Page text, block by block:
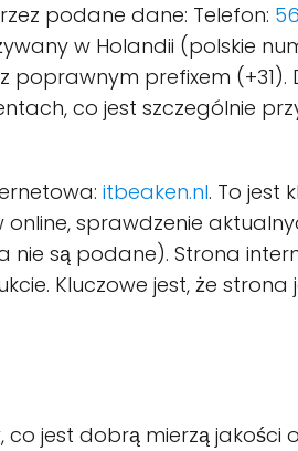
podane dane: Telefon:
w Holandii (polskie
poprawnym prefixem
co jest szczególnie
itbeaken.nl. To jest
sprawdzenie
są podane). Strona
Kluczowe jest, że
jest dobrą mierzą jakości